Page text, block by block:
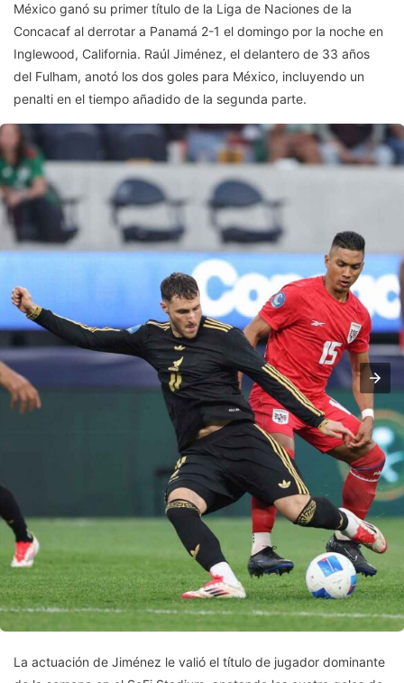
México ganó su primer título de la Liga de Naciones de la
Concacaf al derrotar a Panamá 2-1 el domingo por la noche en
Inglewood, California. Raúl Jiménez, el delantero de 33 años
del Fulham, anotó los dos goles para México, incluyendo un
penalti en el tiempo añadido de la segunda parte.
La actuación de Jiménez le valió el título de jugador dominante